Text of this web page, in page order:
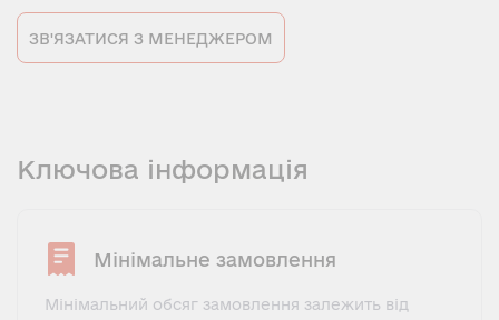
ЗВ'ЯЗАТИСЯ З МЕНЕДЖЕРОМ
Ключова інформація
Мінімальне замовлення
Мінімальний обсяг замовлення залежить від